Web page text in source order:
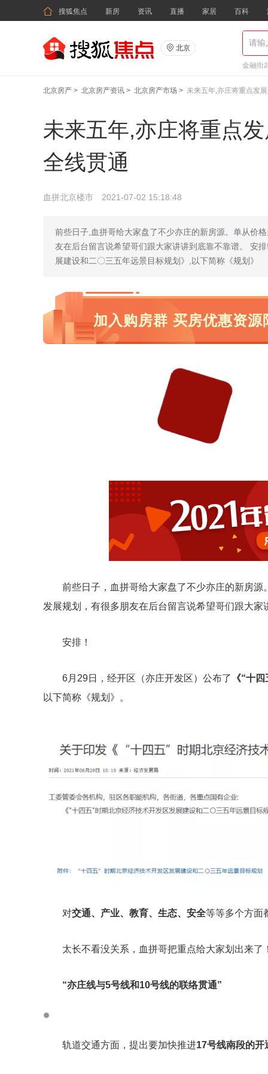
 搜狐焦点 新房 资讯 直播 家居 百科
 北京
金融街
北京房产 > 北京房产资讯 > 北京房产市场 > 未来五年,亦庄将重点发
未来五年,亦庄将重点
全线贯通
血拼北京楼市 2021-07-02 15:18:48
前些日子,血拼哥给大家盘了不少亦庄的新房源。单从价
友在后台留言说希望哥们跟大家讲讲到底靠不靠谱。 安
展建设和二〇三五年远景目标规划》,以下简称《规划》
加入购房群 买房优惠资源
前些日子，血拼哥给大家盘了不少亦庄的新房
发展规划，有很多朋友在后台留言说希望哥们跟大家
安排！
6月29日，经开区（亦庄开发区）公布了
《“十
以下简称《规划》。
对交通、产业、教育、生态、安全等等多个方面
太长不看没关系，血拼哥把重点给大家划出来了
“亦庄线与5号线和10号线的联络贯通”
轨道交通方面，提出要加快推进17号线南段的开